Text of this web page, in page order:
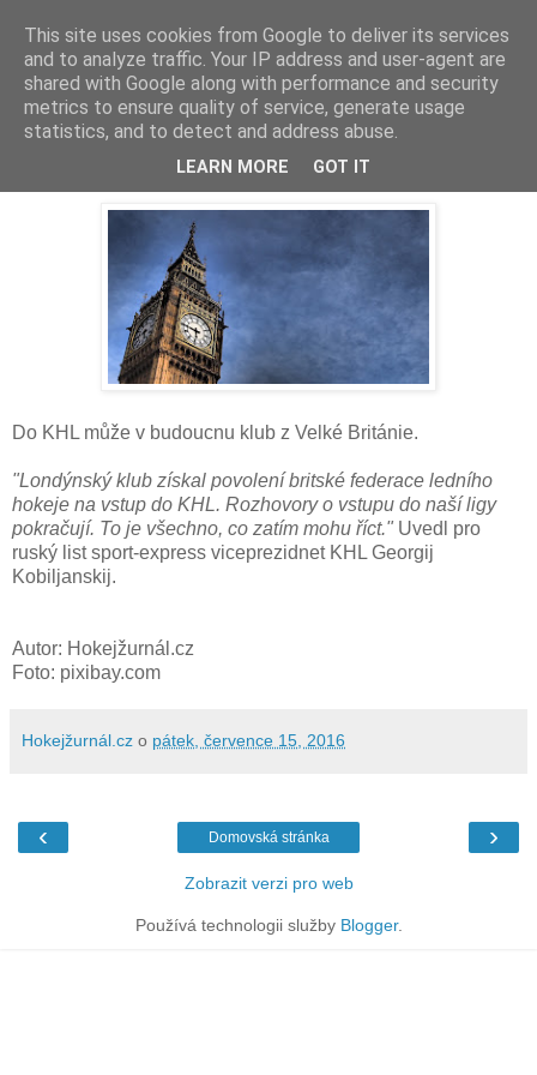
Londýn v KHL?
Do KHL může v budoucnu klub z Velké Británie.
"Londýnský klub získal povolení britské federace ledního
hokeje na vstup do KHL. Rozhovory o vstupu do naší ligy
pokračují. To je všechno, co zatím mohu říct." Uvedl pro
ruský list sport-express viceprezidnet KHL Georgij
Kobiljanskij.
Autor: Hokejžurnál.cz
Foto: pixibay.com
Hokejžurnál.cz o pátek, července 15, 2016
‹ ›
Domovská stránka
Zobrazit verzi pro web
Používá technologii služby Blogger.
This site uses cookies from Google to deliver its services
and to analyze traffic. Your IP address and user-agent are
shared with Google along with performance and security
metrics to ensure quality of service, generate usage
statistics, and to detect and address abuse.
LEARN MORE GOT IT